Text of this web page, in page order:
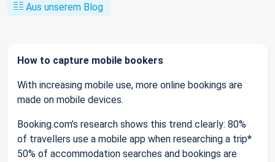
Aus unserem Blog
How to capture mobile bookers
With increasing mobile use, more online bookings are
made on mobile devices.
Booking.com’s research shows this trend clearly: 80%
of travellers use a mobile app when researching a trip*
50% of accommodation searches and bookings are